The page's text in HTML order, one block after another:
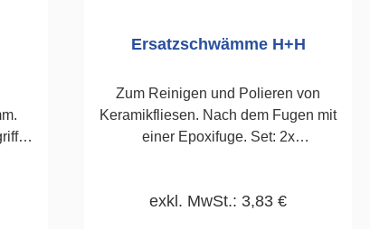
Ersatzschwämme H+H
Zum Reinigen und Polieren von
Keramikfliesen. Nach dem Fugen mit
einer Epoxifuge. Set: 2x
exkl. MwSt.: 3,83 €